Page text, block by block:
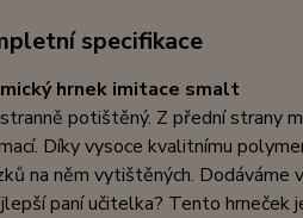
specifikace
hrnek imitace smalt
potištěný. Z přední strany
Díky vysoce kvalitnímu
na něm vytištěných. Dodáváme
paní učitelka? Tento hrneček